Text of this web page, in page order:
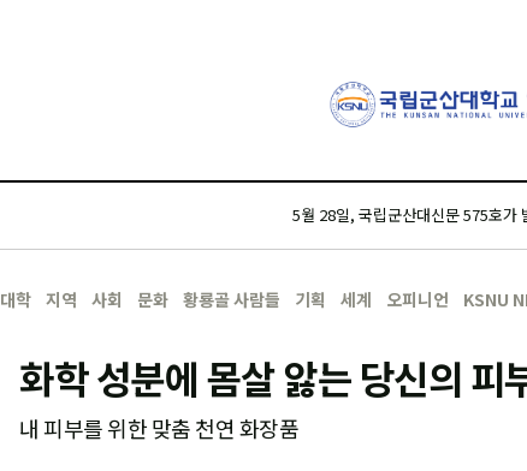
5월 28일, 국립군산대신문 575호가
대학 지역 사회 문화 황룡골 사람들 기획 세계 오피니언 KSNU
화학 성분에 몸살 앓는 당신의 피
내 피부를 위한 맞춤 천연 화장품